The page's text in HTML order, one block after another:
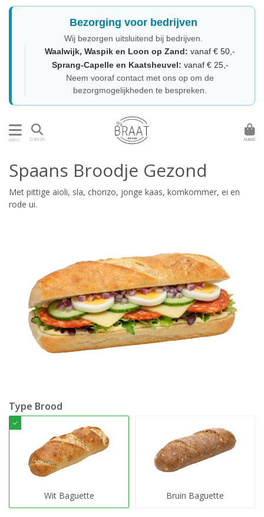
Bezorging voor bedrijven
Wij bezorgen uitsluitend bij bedrijven.
Waalwijk, Waspik en Loon op Zand: vanaf € 50,-
Sprang-Capelle en Kaatsheuvel: vanaf € 25,-
Neem vooraf contact met ons op om de
bezorgmogelijkheden te bespreken.
MENU ZOEKEN MAND
Spaans Broodje Gezond
Met pittige aioli, sla, chorizo, jonge kaas, komkommer, ei en
rode ui.
Type Brood
Wit Baguette Bruin Baguette